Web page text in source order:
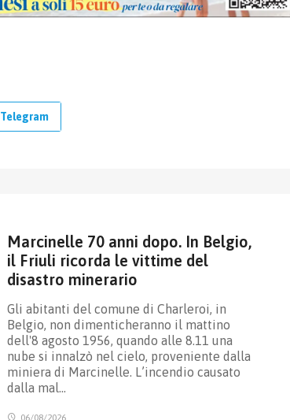
Telegram
Marcinelle 70 anni dopo. In Belgio,
il Friuli ricorda le vittime del
disastro minerario
Gli abitanti del comune di Charleroi, in
Belgio, non dimenticheranno il mattino
dell'8 agosto 1956, quando alle 8.11 una
nube si innalzò nel cielo, proveniente dalla
miniera di Marcinelle. L’incendio causato
dalla mal…
06/08/2026